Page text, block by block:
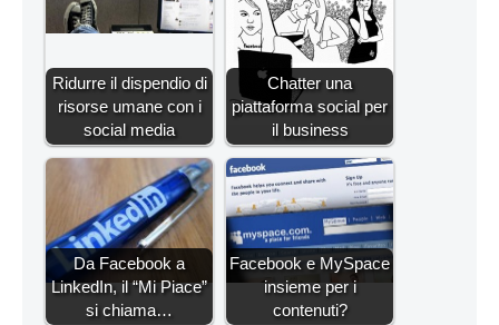
Ridurre il dispendio di
risorse umane con i
social media
Chatter una
piattaforma social per
il business
Da Facebook a
LinkedIn, il “Mi Piace”
si chiama…
Facebook e MySpace
insieme per i
contenuti?